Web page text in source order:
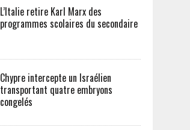
L’Italie retire Karl Marx des
programmes scolaires du secondaire
Chypre intercepte un Israélien
transportant quatre embryons
congelés